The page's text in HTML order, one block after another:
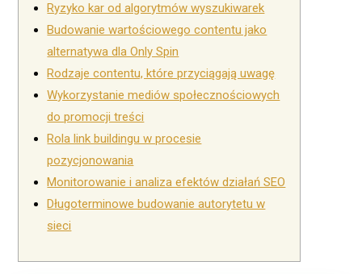
Ryzyko kar od algorytmów wyszukiwarek
Budowanie wartościowego contentu jako
alternatywa dla Only Spin
Rodzaje contentu, które przyciągają uwagę
Wykorzystanie mediów społecznościowych
do promocji treści
Rola link buildingu w procesie
pozycjonowania
Monitorowanie i analiza efektów działań SEO
Długoterminowe budowanie autorytetu w
sieci